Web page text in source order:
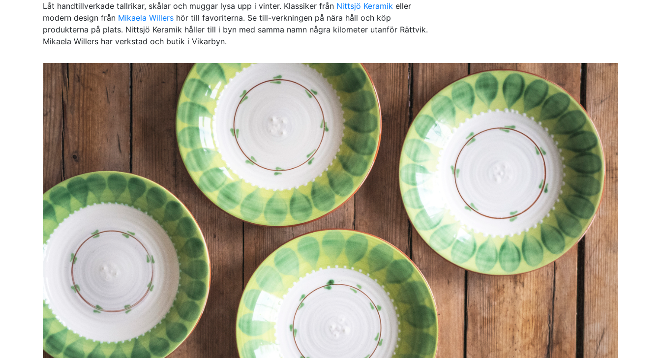
Låt handtillverkade tallrikar, skålar och muggar lysa upp i vinter. Klassiker från Nittsjö Keramik eller
modern design från Mikaela Willers hör till favoriterna. Se till-verkningen på nära håll och köp
produkterna på plats. Nittsjö Keramik håller till i byn med samma namn några kilometer utanför Rättvik.
Mikaela Willers har verkstad och butik i Vikarbyn.